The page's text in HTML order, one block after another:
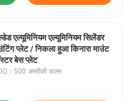
एल्यूमिनियम एल्यूमिनियम सिलेंडर
प्लेट / निकला हुआ किनारा माउंट
बेस प्लेट
：500 अमरीकी डालर